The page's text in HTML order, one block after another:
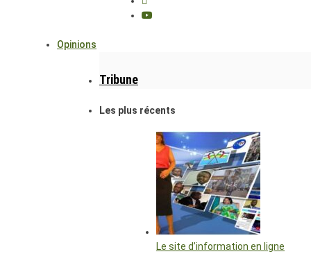
Opinions
Tribune
Les plus récents
Le site d’information en ligne